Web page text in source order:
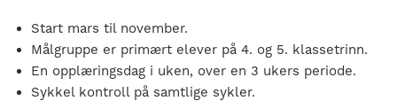
Start mars til november.
Målgruppe er primært elever på 4. og 5. klassetrinn.
En opplæringsdag i uken, over en 3 ukers periode.
Sykkel kontroll på samtlige sykler.